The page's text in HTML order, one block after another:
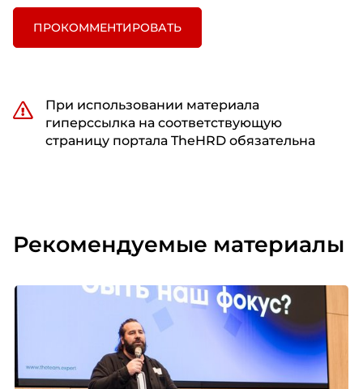
ПРОКОММЕНТИРОВАТЬ
При использовании материала
гиперссылка на соответствующую
страницу портала TheHRD обязательна
Рекомендуемые материалы